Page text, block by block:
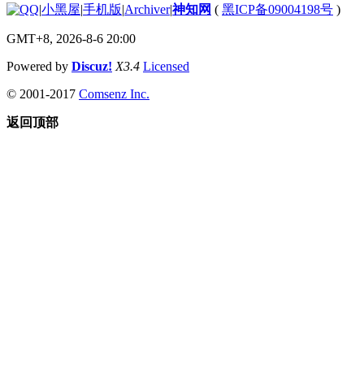
|小黑屋|手机版|Archiver|神知网 ( 黑ICP备09004198号 )
GMT+8, 2026-8-6 20:00
Powered by Discuz! X3.4 Licensed
© 2001-2017 Comsenz Inc.
返回顶部